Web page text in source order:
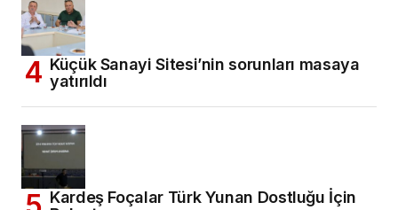
Küçük Sanayi Sitesi’nin sorunları masaya
yatırıldı
Kardeş Foçalar Türk Yunan Dostluğu İçin